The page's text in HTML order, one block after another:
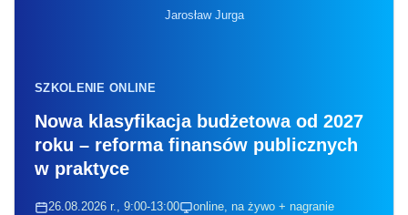
Jarosław Jurga
SZKOLENIE ONLINE
Nowa klasyfikacja budżetowa od 2027
roku – reforma finansów publicznych
w praktyce
26.08.2026 r., 9:00-13:00 online, na żywo + nagranie